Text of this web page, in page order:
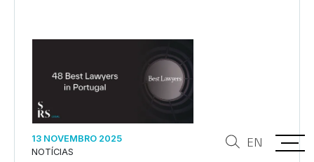
EN
13 NOVEMBRO 2025
NOTÍCIAS